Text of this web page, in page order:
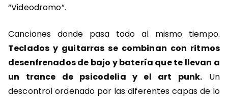
“Videodromo”.
Canciones donde pasa todo al mismo tiempo.
Teclados y guitarras se combinan con ritmos
desenfrenados de bajo y batería que te llevan a
un trance de psicodelia y el art punk. Un
descontrol ordenado por las diferentes capas de lo